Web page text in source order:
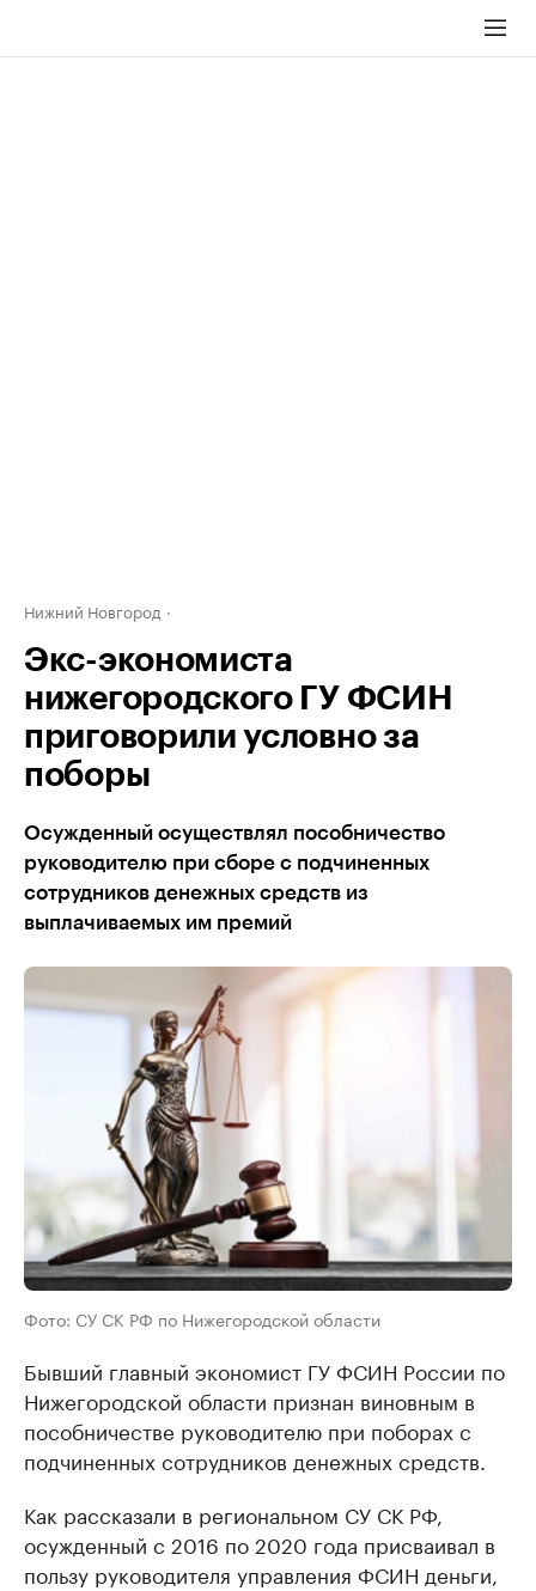
Нижний Новгород
Экс-экономиста
нижегородского ГУ ФСИН
приговорили условно за
поборы
Осужденный осуществлял пособничество
руководителю при сборе с подчиненных
сотрудников денежных средств из
выплачиваемых им премий
Фото: СУ СК РФ по Нижегородской области
Бывший главный экономист ГУ ФСИН России по
Нижегородской области признан виновным в
пособничестве руководителю при поборах с
подчиненных сотрудников денежных средств.
Как рассказали в региональном СУ СК РФ,
осужденный с 2016 по 2020 года присваивал в
пользу руководителя управления ФСИН деньги,